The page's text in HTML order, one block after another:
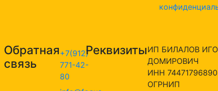
Обратная
связь
+7(912)
771-42-
80
РеквизитыИП БИЛАЛОВ
ДОМИРОВИЧ
ИНН
ОГРНИП